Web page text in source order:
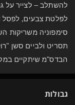
להשתלב – לצייר על
לפלטת צבעים, לפסל
סימפוניה משריקות
תסריט ולביים סשן
הבדס"מ שיתקיים
גבולות